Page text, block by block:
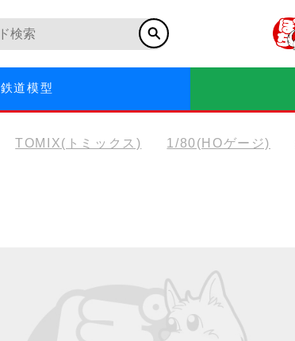
鉄道模型
TOMIX(トミックス) 1/80(HOゲージ)